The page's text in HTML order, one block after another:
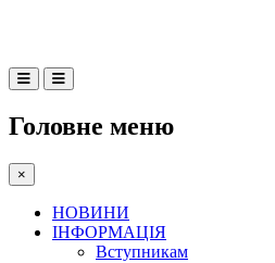
Головне меню
×
НОВИНИ
ІНФОРМАЦІЯ
Вступникам